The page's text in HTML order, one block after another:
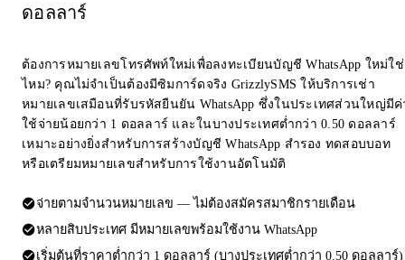
ดอลลาร์
ต้องการหมายเลขโทรศัพท์ใหม่เพื่อลงทะเบียนบัญชี WhatsApp ใหม่ใช่
ไหม? คุณไม่จำเป็นต้องมีซิมการ์ดจริง GrizzlySMS ให้บริการเช่า
หมายเลขเสมือนที่รับรหัสยืนยัน WhatsApp ซึ่งในประเทศส่วนใหญ่มีค่
ใช้จ่ายน้อยกว่า 1 ดอลลาร์ และในบางประเทศต่ำกว่า 0.50 ดอลลาร์
เหมาะอย่างยิ่งสำหรับการสร้างบัญชี WhatsApp สำรอง ทดสอบบอท
หรือเตรียมหมายเลขสำหรับการใช้งานอัตโนมัติ
จ่ายตามจำนวนหมายเลข — ไม่ต้องสมัครสมาชิกรายเดือน
หลายสิบประเทศ มีหมายเลขพร้อมใช้งาน WhatsApp
เริ่มต้นที่ราคาต่ำกว่า 1 ดอลลาร์ (บางประเทศต่ำกว่า 0.50 ดอลลาร์)